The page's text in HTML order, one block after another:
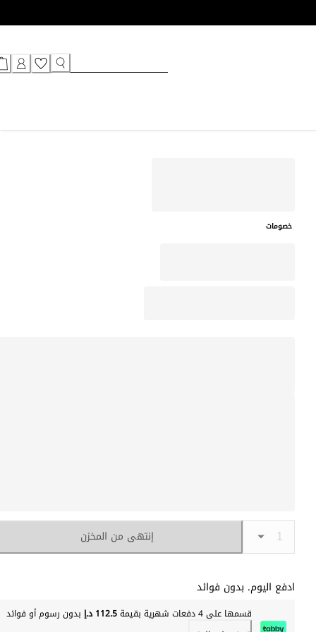
خصومات
إنتهى من المخزن
ادفع اليوم. بدون فوائد
قسمها على 4 دفعات شهرية بقيمة 112.5 د.إ
بدون رسوم أو فوائد